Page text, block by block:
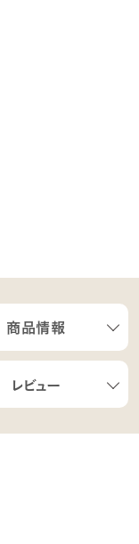
商品情報
レビュー